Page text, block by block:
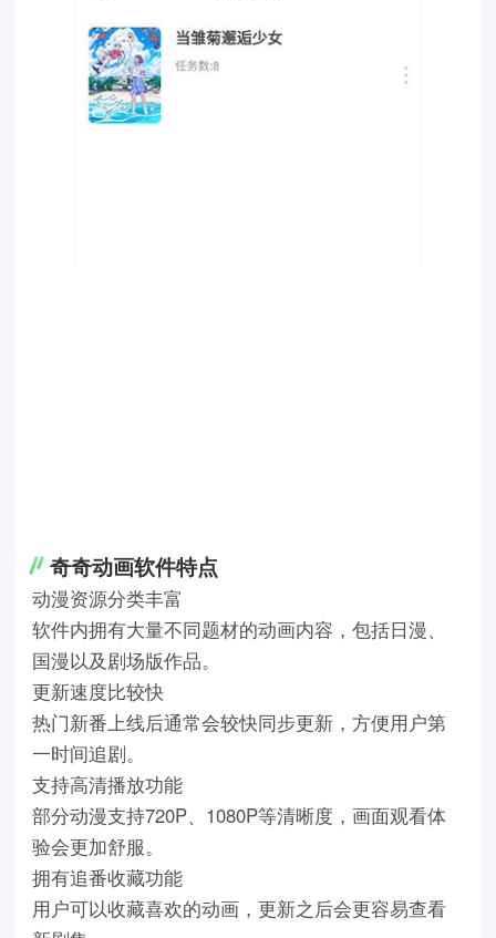
奇奇动画软件特点
动漫资源分类丰富
软件内拥有大量不同题材的动画内容，包括日漫、
国漫以及剧场版作品。
更新速度比较快
热门新番上线后通常会较快同步更新，方便用户第
一时间追剧。
支持高清播放功能
部分动漫支持720P、1080P等清晰度，画面观看体
验会更加舒服。
拥有追番收藏功能
用户可以收藏喜欢的动画，更新之后会更容易查看